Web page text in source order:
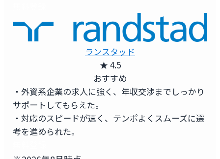
ランスタッド
★ 4.5
おすすめ
・外資系企業の求人に強く、年収交渉までしっかり
サポートしてもらえた。
・対応のスピードが速く、テンポよくスムーズに選
考を進められた。